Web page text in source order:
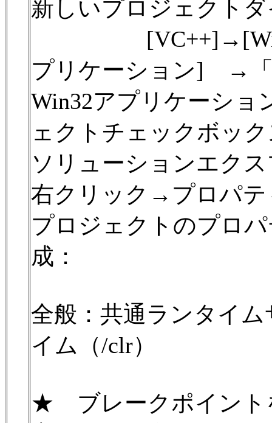
新しいプロジェクト
プリケーション] →「
Win32アプリケーショ
ェクトチェックボッ
ソリューションエク
右クリック→プロパテ
プロジェクトのプロ
成：
全般：共通ランタイ
イム（/clr）
★ ブレークポイン